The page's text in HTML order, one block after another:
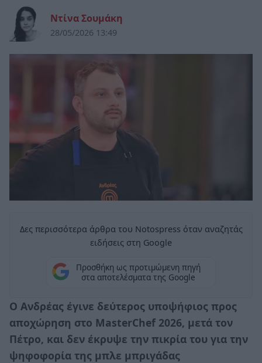
Ντίνα Σουμάκη
28/05/2026 13:49
Δες περισσότερα άρθρα του Notospress όταν αναζητάς
ειδήσεις στη Google
Προσθήκη ως προτιμώμενη πηγή
στα αποτελέσματα της Google
Ο Ανδρέας έγινε δεύτερος υποψήφιος προς
αποχώρηση στο MasterChef 2026, μετά τον
Πέτρο, και δεν έκρυψε την πικρία του για την
ψηφοφορία της μπλε μπριγάδας